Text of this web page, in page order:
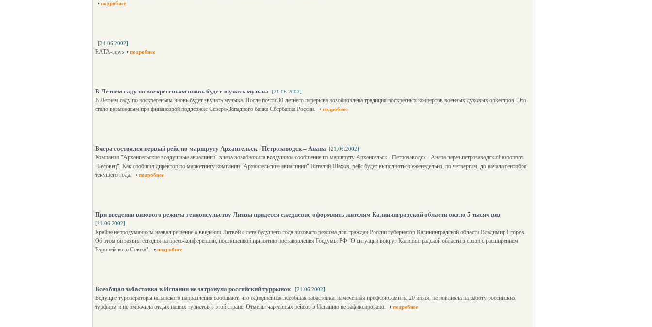
подробнее
[24.06.2002]
RATA-news подробнее
В Летнем саду по воскресеньям вновь будет звучать музыка [21.06.2002]
В Летнем саду по воскресеньям вновь будет звучать музыка. После почти 30-летнего перерыва возобновлена традиция воскресных концертов военных духовых оркестров. Это
стало возможным при финансовой поддержке Северо-Западного банка Сбербанка России.
подробнее
Вчера состоялся первый рейс по маршруту Архангельск - Петрозаводск – Анапа [21.06.2002]
Компания "Архангельские воздушные авиалинии" вчера возобновила воздушное сообщение по маршруту Архангельск - Петрозаводск - Анапа через петрозаводский аэропорт
"Бесовец". Как сообщил директор по маркетингу компании "Архангельские авиалинии" Виталий Шахов, рейс будет выполняться еженедельно, по четвергам, до начала сентября
текущего года.
подробнее
При введении визового режима генконсульству Литвы придется ежедневно оформлять жителям Калининградской области около 5 тысяч виз
[21.06.2002]
Крайне непродуманным назвал решение о введении Литвой с лета будущего года визового режима для граждан России губернатор Калининградской области Владимир Егоров.
Об этом он заявил сегодня на пресс-конференции, посвященной принятию постановления Госдумы РФ "О ситуации вокруг Калининградской области в связи с расширением
Европейского Союза".
подробнее
Всеобщая забастовка в Испании не затронула российский туррынок [21.06.2002]
Ведущие туроператоры испанского направления сообщают, что однодневная всеобщая забастовка, намеченная профсоюзами на 20 июня, не повлияла на работу российских
турфирм и не омрачила отдых наших туристов в этой стране. Отмены чартерных рейсов в Испанию не зафиксировано.
подробнее